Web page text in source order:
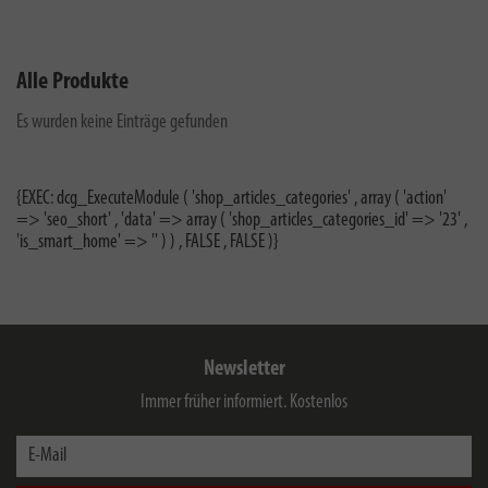
Alle Produkte
Es wurden keine Einträge gefunden
{EXEC: dcg_ExecuteModule ( 'shop_articles_categories' , array ( 'action'
=> 'seo_short' , 'data' => array ( 'shop_articles_categories_id' => '23' ,
'is_smart_home' => '' ) ) , FALSE , FALSE )}
Newsletter
Immer früher informiert. Kostenlos
E-Mail